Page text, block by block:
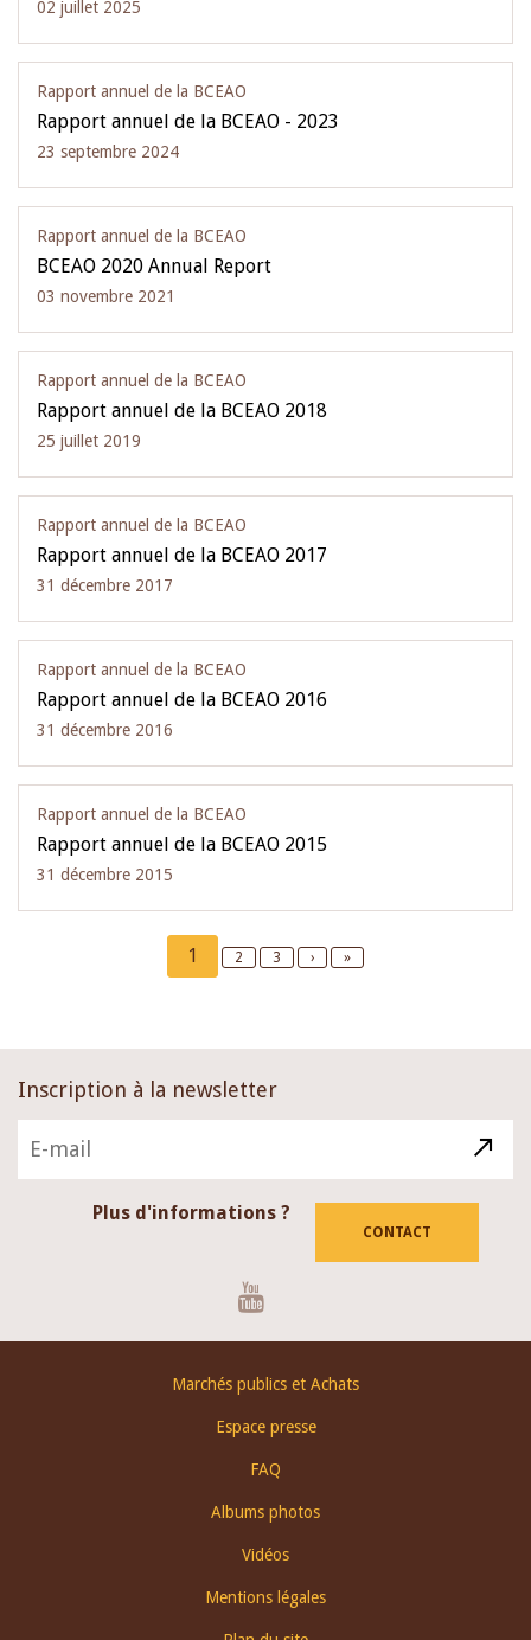
02 juillet 2025
Rapport annuel de la BCEAO
Rapport annuel de la BCEAO - 2023
23 septembre 2024
Rapport annuel de la BCEAO
BCEAO 2020 Annual Report
03 novembre 2021
Rapport annuel de la BCEAO
Rapport annuel de la BCEAO 2018
25 juillet 2019
Rapport annuel de la BCEAO
Rapport annuel de la BCEAO 2017
31 décembre 2017
Rapport annuel de la BCEAO
Rapport annuel de la BCEAO 2016
31 décembre 2016
Rapport annuel de la BCEAO
Rapport annuel de la BCEAO 2015
31 décembre 2015
Current
page
1 Page
2 Page
3
Next
›
Last
»
Inscription à la newsletter
Plus d'informations ?
CONTACT
Marchés publics et Achats
Espace presse
FAQ
Albums photos
Vidéos
Mentions légales